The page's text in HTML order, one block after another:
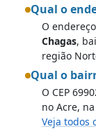
Qual o
O
Chagas,
região
Qual o
O CEP
no Acre,
Veja todos